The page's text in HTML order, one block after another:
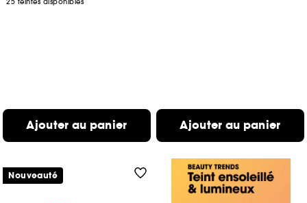
Ajouter au panier Ajouter au panier
Nouveauté